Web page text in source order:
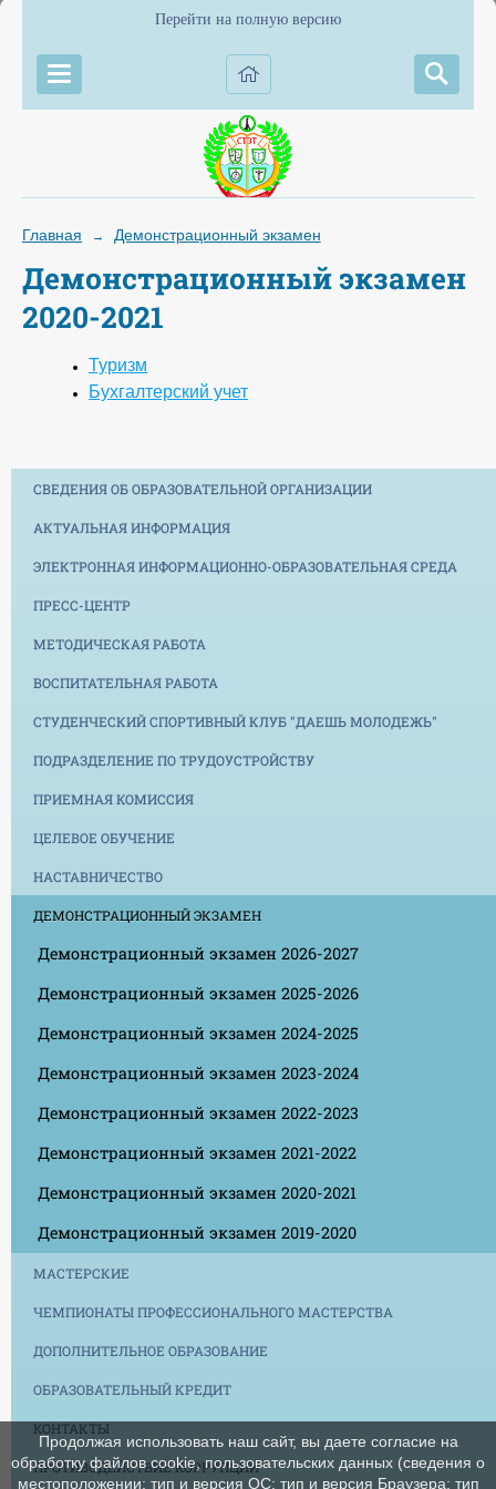
Перейти на полную версию
Главная → Демонстрационный экзамен
Демонстрационный экзамен
2020-2021
Туризм
Бухгалтерский учет
СВЕДЕНИЯ ОБ ОБРАЗОВАТЕЛЬНОЙ ОРГАНИЗАЦИИ
АКТУАЛЬНАЯ ИНФОРМАЦИЯ
ЭЛЕКТРОННАЯ ИНФОРМАЦИОННО-ОБРАЗОВАТЕЛЬНАЯ СРЕДА
ПРЕСС-ЦЕНТР
МЕТОДИЧЕСКАЯ РАБОТА
ВОСПИТАТЕЛЬНАЯ РАБОТА
СТУДЕНЧЕСКИЙ СПОРТИВНЫЙ КЛУБ "ДАЕШЬ МОЛОДЕЖЬ"
ПОДРАЗДЕЛЕНИЕ ПО ТРУДОУСТРОЙСТВУ
ПРИЕМНАЯ КОМИССИЯ
ЦЕЛЕВОЕ ОБУЧЕНИЕ
НАСТАВНИЧЕСТВО
ДЕМОНСТРАЦИОННЫЙ ЭКЗАМЕН
Демонстрационный экзамен 2026-2027
Демонстрационный экзамен 2025-2026
Демонстрационный экзамен 2024-2025
Демонстрационный экзамен 2023-2024
Демонстрационный экзамен 2022-2023
Демонстрационный экзамен 2021-2022
Демонстрационный экзамен 2020-2021
Демонстрационный экзамен 2019-2020
МАСТЕРСКИЕ
ЧЕМПИОНАТЫ ПРОФЕССИОНАЛЬНОГО МАСТЕРСТВА
ДОПОЛНИТЕЛЬНОЕ ОБРАЗОВАНИЕ
ОБРАЗОВАТЕЛЬНЫЙ КРЕДИТ
КОНТАКТЫ
ПРОТИВОДЕЙСТВИЕ КОРРУПЦИИ
Продолжая использовать наш сайт, вы даете согласие на
обработку файлов cookie, пользовательских данных (сведения о
местоположении; тип и версия ОС; тип и версия Браузера; тип